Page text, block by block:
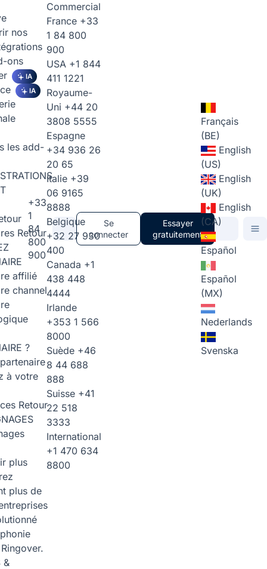
nos
ons
IA
IA
les add-
Retour
affilié
channel
?
à votre
Retour
plus
plus de
&
+33
1
84
800
900
Commercial
France +33
1 84 800
900
USA +1 844
411 1221
Royaume-
Uni +44 20
3808 5555
Espagne
+34 936 26
20 65
Italie +39
06 9165
8888
Belgique
+32 27 930
400
Canada +1
438 448
4444
Irlande
+353 1 566
8000
Suède +46
8 44 688
888
Suisse +41
22 518
3333
International
+1 470 634
8800
Se
connecter
Essayer
gratuitement
Français
(BE)
English
(US)
English
(UK)
English
(CA)
Español
Español
(MX)
Nederlands
Svenska